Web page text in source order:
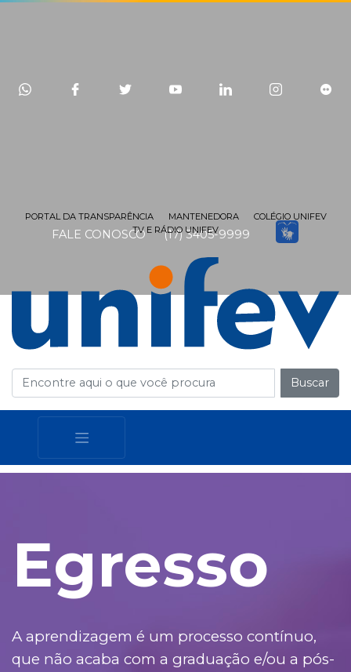
FALE CONOSCO (17) 3405-9999
PORTAL DA TRANSPARÊNCIA MANTENEDORA
COLÉGIO UNIFEV
TV E RÁDIO UNIFEV
Buscar
Egresso
A aprendizagem é um processo contínuo,
que não acaba com a graduação e/ou a pós-